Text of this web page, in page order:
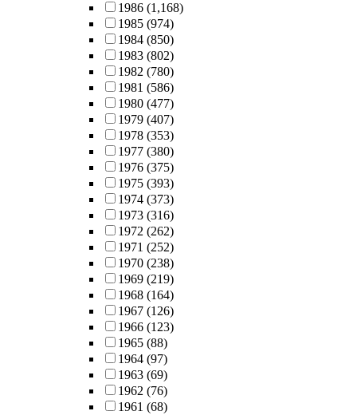
1986 (1,168)
1985 (974)
1984 (850)
1983 (802)
1982 (780)
1981 (586)
1980 (477)
1979 (407)
1978 (353)
1977 (380)
1976 (375)
1975 (393)
1974 (373)
1973 (316)
1972 (262)
1971 (252)
1970 (238)
1969 (219)
1968 (164)
1967 (126)
1966 (123)
1965 (88)
1964 (97)
1963 (69)
1962 (76)
1961 (68)